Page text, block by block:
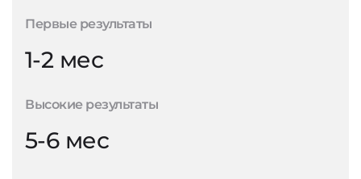
Первые результаты
1-2 мес
Высокие результаты
5-6 мес